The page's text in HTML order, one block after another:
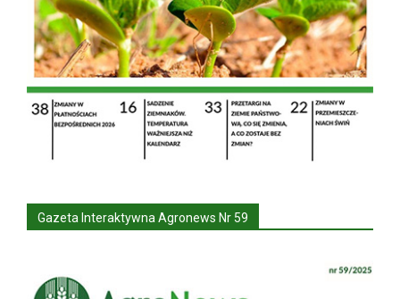
Gazeta Interaktywna Agronews Nr 59